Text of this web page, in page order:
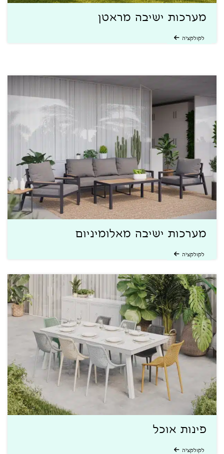
מערכות ישיבה מראטן
לקולקציה
מערכות ישיבה מאלומיניום
לקולקציה
פינות אוכל
לקולקציה